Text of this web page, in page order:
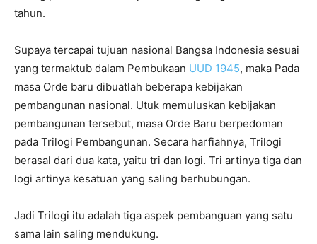
tahun.
Supaya tercapai tujuan nasional Bangsa Indonesia sesuai
yang termaktub dalam Pembukaan UUD 1945, maka Pada
masa Orde baru dibuatlah beberapa kebijakan
pembangunan nasional. Utuk memuluskan kebijakan
pembangunan tersebut, masa Orde Baru berpedoman
pada Trilogi Pembangunan. Secara harfiahnya, Trilogi
berasal dari dua kata, yaitu tri dan logi. Tri artinya tiga dan
logi artinya kesatuan yang saling berhubungan.
Jadi Trilogi itu adalah tiga aspek pembanguan yang satu
sama lain saling mendukung.